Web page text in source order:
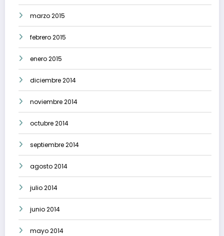
marzo 2015
febrero 2015
enero 2015
diciembre 2014
noviembre 2014
octubre 2014
septiembre 2014
agosto 2014
julio 2014
junio 2014
mayo 2014